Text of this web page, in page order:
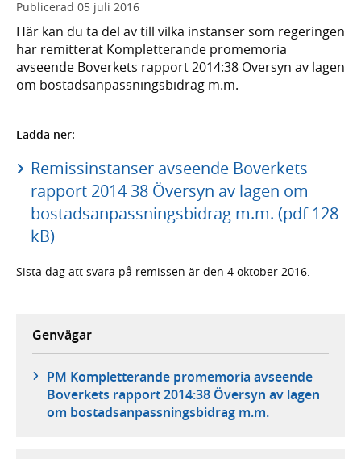
Publicerad 05 juli 2016
Här kan du ta del av till vilka instanser som regeringen
har remitterat Kompletterande promemoria
avseende Boverkets rapport 2014:38 Översyn av lagen
om bostadsanpassningsbidrag m.m.
Ladda ner:
Remissinstanser avseende Boverkets
rapport 2014 38 Översyn av lagen om
bostadsanpassningsbidrag m.m. (pdf 128
kB)
Sista dag att svara på remissen är den 4 oktober 2016.
Genvägar
PM Kompletterande promemoria avseende
Boverkets rapport 2014:38 Översyn av lagen
om bostadsanpassningsbidrag m.m.